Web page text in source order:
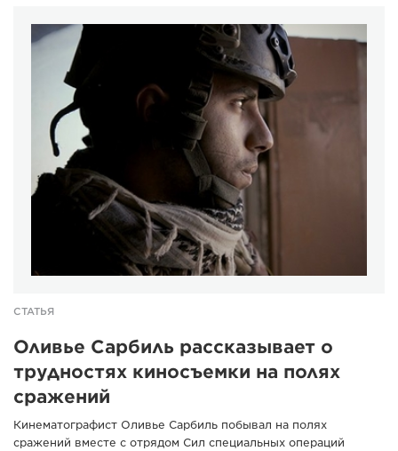
СТАТЬЯ
Оливье Сарбиль рассказывает о
трудностях киносъемки на полях
сражений
Кинематографист Оливье Сарбиль побывал на полях
сражений вместе с отрядом Сил специальных операций